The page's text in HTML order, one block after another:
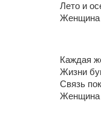
Лето и
Женщина
Каждая
Жизни
Связь
Женщина